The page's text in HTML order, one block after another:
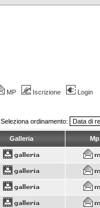
MP Iscrizione Login
Seleziona ordinamento:
Galleria Mp